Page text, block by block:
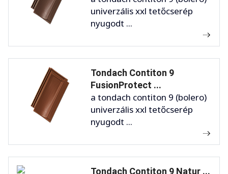
univerzális xxl tetőcserép
nyugodt ...
Tondach Contiton 9
FusionProtect ...
a tondach contiton 9 (bolero)
univerzális xxl tetőcserép
nyugodt ...
Tondach Contiton 9 Natur ...